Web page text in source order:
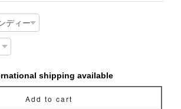
shipping available
Add to cart